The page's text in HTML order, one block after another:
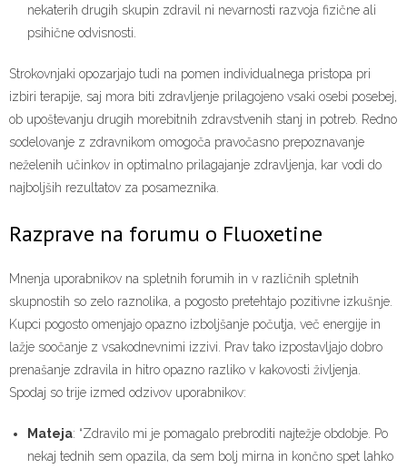
nekaterih drugih skupin zdravil ni nevarnosti razvoja fizične ali
psihične odvisnosti.
Strokovnjaki opozarjajo tudi na pomen individualnega pristopa pri
izbiri terapije, saj mora biti zdravljenje prilagojeno vsaki osebi posebej,
ob upoštevanju drugih morebitnih zdravstvenih stanj in potreb. Redno
sodelovanje z zdravnikom omogoča pravočasno prepoznavanje
neželenih učinkov in optimalno prilagajanje zdravljenja, kar vodi do
najboljših rezultatov za posameznika.
Razprave na forumu o Fluoxetine
Mnenja uporabnikov na spletnih forumih in v različnih spletnih
skupnostih so zelo raznolika, a pogosto pretehtajo pozitivne izkušnje.
Kupci pogosto omenjajo opazno izboljšanje počutja, več energije in
lažje soočanje z vsakodnevnimi izzivi. Prav tako izpostavljajo dobro
prenašanje zdravila in hitro opazno razliko v kakovosti življenja.
Spodaj so trije izmed odzivov uporabnikov:
Mateja: “Zdravilo mi je pomagalo prebroditi najtežje obdobje. Po
nekaj tednih sem opazila, da sem bolj mirna in končno spet lahko